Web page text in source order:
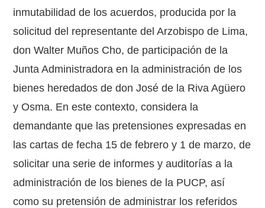
inmutabilidad de los acuerdos, producida por la
solicitud del representante del Arzobispo de Lima,
don Walter Muños Cho, de participación de la
Junta Administradora en la administración de los
bienes heredados de don José de la Riva Agüero
y Osma. En este contexto, considera la
demandante que las pretensiones expresadas en
las cartas de fecha 15 de febrero y 1 de marzo, de
solicitar una serie de informes y auditorías a la
administración de los bienes de la PUCP, así
como su pretensión de administrar los referidos